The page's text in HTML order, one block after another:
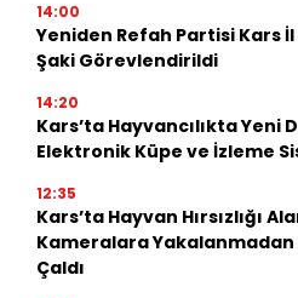
14:00
Yeniden Refah Partisi Kars İl
Şaki Görevlendirildi
14:20
Kars’ta Hayvancılıkta Yeni
Elektronik Küpe ve İzleme
12:35
Kars’ta Hayvan Hırsızlığı
Kameralara Yakalanmadan
Çaldı